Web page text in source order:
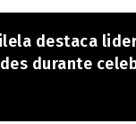
destaca
durante